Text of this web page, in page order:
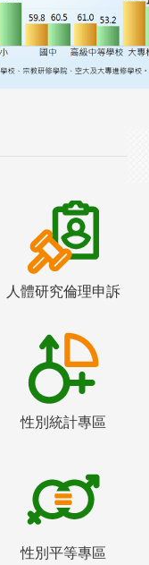
人體研究倫理申訴
性別統計專區
性別平等專區